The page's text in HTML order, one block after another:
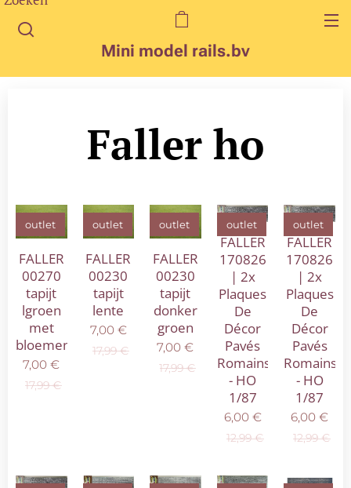
Mini model rails.bv
Faller ho
FALLER
00270
tapijt
lgroen
met
bloemen
outlet
7,00 €
17,99€
FALLER
00230
tapijt
lente
outlet
7,00€
17,99€
FALLER
00230
tapijt
donker
groen
outlet
7,00 €
17,99€
FALLER
170826
| 2x
Plaques
De
Décor
Pavés
Romains
- HO
1/87
outlet
6,00€
12,99€
FALLER
170826
| 2x
Plaques
De
Décor
Pavés
Romains
- HO
1/87
outlet
6,00 €
12,99€